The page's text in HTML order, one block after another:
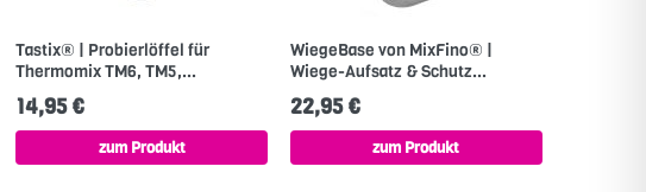
Tastix® | Probierlöffel für
Thermomix TM6, TM5,...
14,95 €
zum Produkt
WiegeBase von MixFino® |
Wiege-Aufsatz & Schutz...
22,95 €
zum Produkt